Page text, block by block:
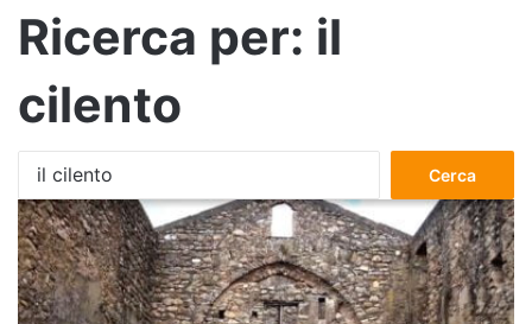
Ricerca per: il
cilento